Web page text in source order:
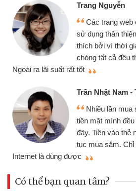
Trang Nguyễn
Các trang web
sử dụng thân
thích bởi vì thời
chóng tất cả đều
Ngoài ra lãi suất rất tốt
Trần Nhật Nam -
Nhiều lần mua
tiền mặt mình
đây. Tiền vào thẻ
tục mua sắm. Chỉ
Internet là dùng được
Có thể bạn quan tâm?